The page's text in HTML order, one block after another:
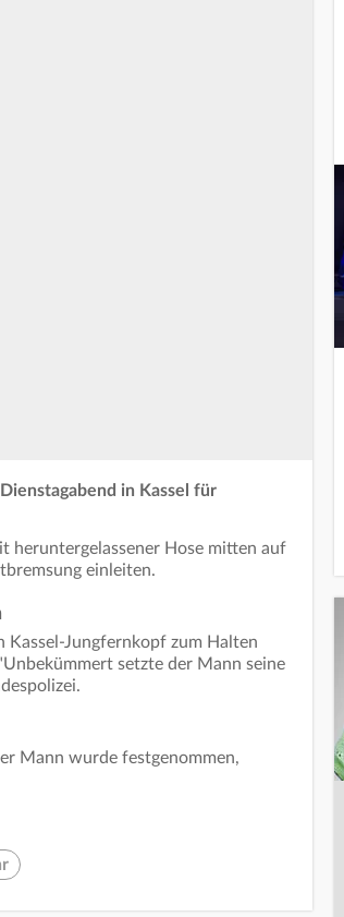
in Kassel für
heruntergelassener Hose mitten auf
einleiten.
Kassel-Jungfernkopf zum Halten
setzte der Mann seine
Mann wurde festgenommen,